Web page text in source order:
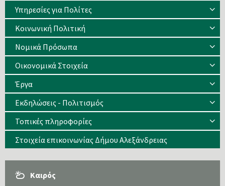
Υπηρεσίες για Πολίτες
Κοινωνική Πολιτική
Νομικά Πρόσωπα
Οικονομικά Στοιχεία
Έργα
Εκδηλώσεις - Πολιτισμός
Τοπικές πληροφορίες
Στοιχεία επικοινωνίας Δήμου Αλεξάνδρειας
Καιρός